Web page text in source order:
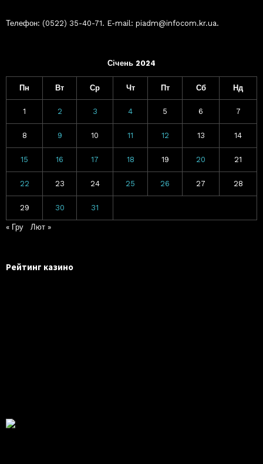
Телефон: (0522) 35-40-71. E-mail: piadm@infocom.kr.ua.
Січень 2024
Пн Вт Ср Чт Пт Сб Нд
1 2 3 4 5 6 7
8 9 10 11 12 13 14
15 16 17 18 19 20 21
22 23 24 25 26 27 28
29 30 31
« Гру Лют »
Рейтинг казино